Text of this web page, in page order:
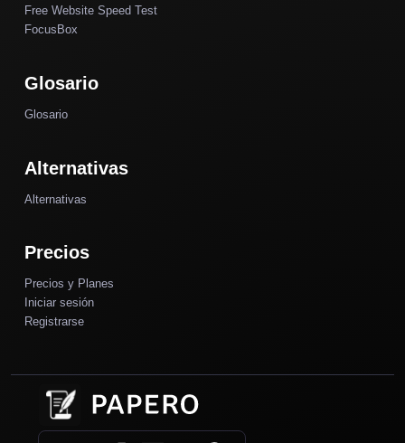
Free Website Speed Test
FocusBox
Glosario
Glosario
Alternativas
Alternativas
Precios
Precios y Planes
Iniciar sesión
Registrarse